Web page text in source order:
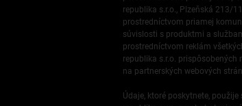
republika s.r.o., Plzeňská 213/
prostredníctvom priamej
súvislosti s produktmi a
prostredníctvom reklám
republika s.r.o.
na partnerských webových
Údaje, ktoré poskytnete, použije